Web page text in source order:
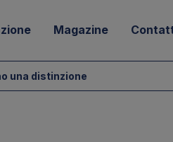
Magazine
una distinzione